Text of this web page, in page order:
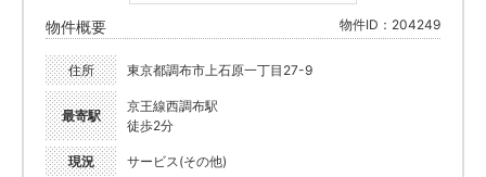
物件概要 物件ID：204249
住所 東京都調布市上石原一丁目27-9
最寄駅
京王線西調布駅
徒歩2分
現況 サービス(その他)